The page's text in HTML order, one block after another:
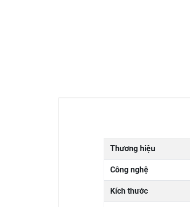
Thương hiệu
Công nghệ
Kích thước